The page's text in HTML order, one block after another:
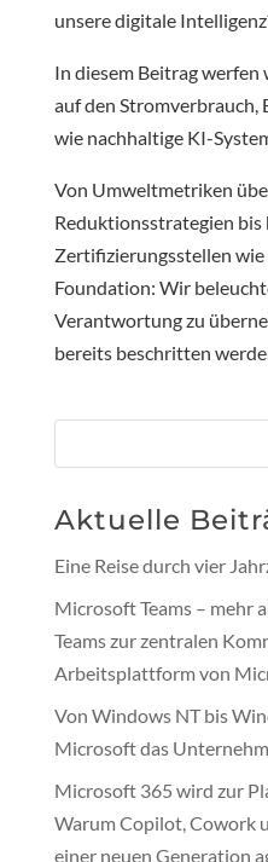
unsere digitale
In diesem Beitrag
auf den Stromverbrauch,
wie nachhaltige KI-
Von Umweltmetriken
Reduktionsstrategien bis
Zertifizierungsstellen
Foundation: Wir
Verantwortung zu
bereits beschritten
Aktuelle
Eine Reise durch vier
Microsoft Teams – mehr
Teams zur zentralen
Arbeitsplattform von
Von Windows NT bis
Microsoft das
Microsoft 365 wird zur
Warum Copilot, Cowork
einer neuen Generation